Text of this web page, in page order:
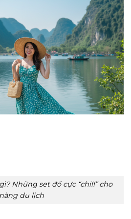
Những set đồ cực “chill” cho
nàng du lịch